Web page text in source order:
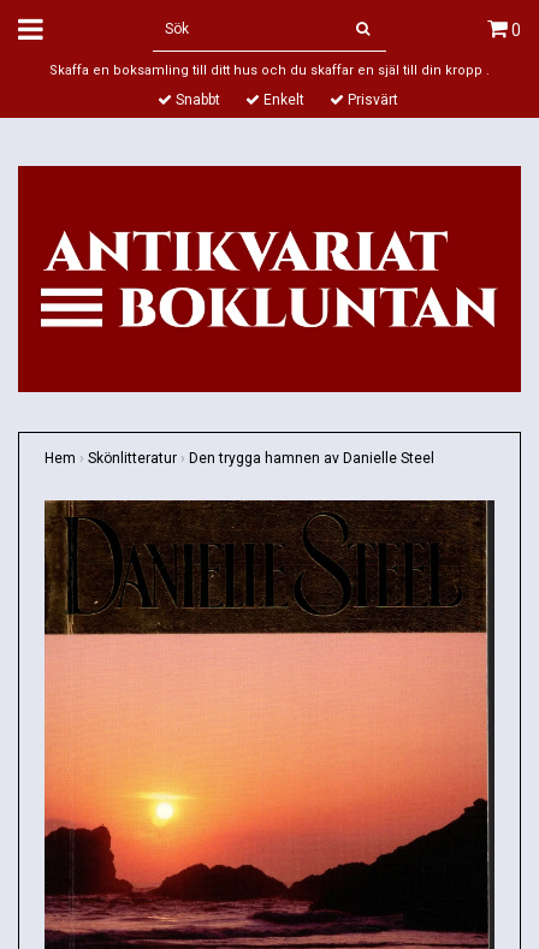
0
Skaffa en boksamling till ditt hus och du skaffar en själ till din kropp .
Snabbt Enkelt Prisvärt
Hem › Skönlitteratur › Den trygga hamnen av Danielle Steel